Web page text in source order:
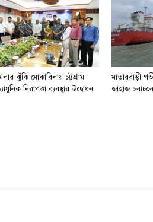
ঝুঁকি মোকাবিলায় চট্টগ্রাম
নিরাপত্তা ব্যবস্থার উদ্বোধন
মাতারবাড়ী
জাহাজ